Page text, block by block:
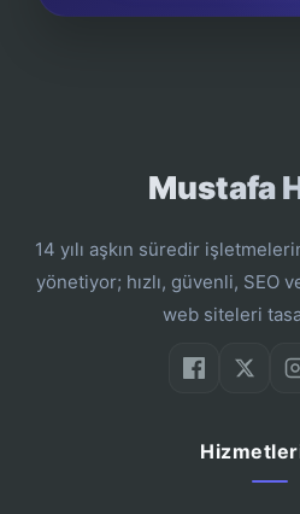
Mustafa
14 yılı aşkın süredir
yönetiyor; hızlı, güvenli, SEO
web siteleri